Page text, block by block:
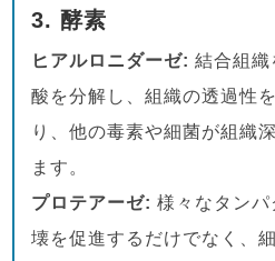
3. 酵素
ヒアルロニダーゼ: 結合組織
酸を分解し、組織の透過性
り、他の毒素や細菌が組織
ます。
プロテアーゼ: 様々なタン
壊を促進するだけでなく、